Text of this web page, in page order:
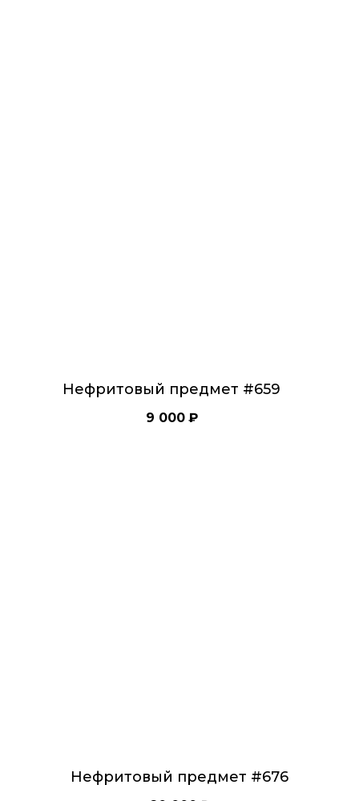
Нефритовый предмет #659
9 000 ₽
Нефритовый предмет #676